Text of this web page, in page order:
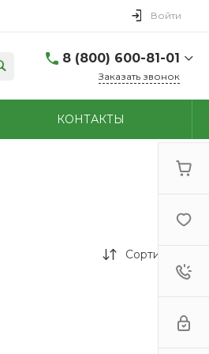
Войти
8 (800) 600-81-01
г. Новомосковск,
9.00-18.00
Заказать звонок
КОНТАКТЫ
Сортировка